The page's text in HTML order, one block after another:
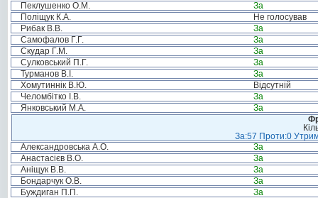
Пеклушенко О.М.
За
Поліщук К.А.
Не голосував
Рибак В.В.
За
Самофалов Г.Г.
За
Скудар Г.М.
За
Сулковський П.Г.
За
Турманов В.І.
За
Хомутиннік В.Ю.
Відсутній
Челомбітко І.В.
За
Янковський М.А.
За
За:57 Проти:0
Александровська А.О.
За
Анастасієв В.О.
За
Аніщук В.В.
За
Бондарчук О.В.
За
Буждиган П.П.
За